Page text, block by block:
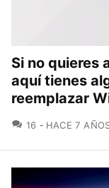
Si no quieres
aquí tienes
reemplazar
16 COMENTARIOS
HACE 7